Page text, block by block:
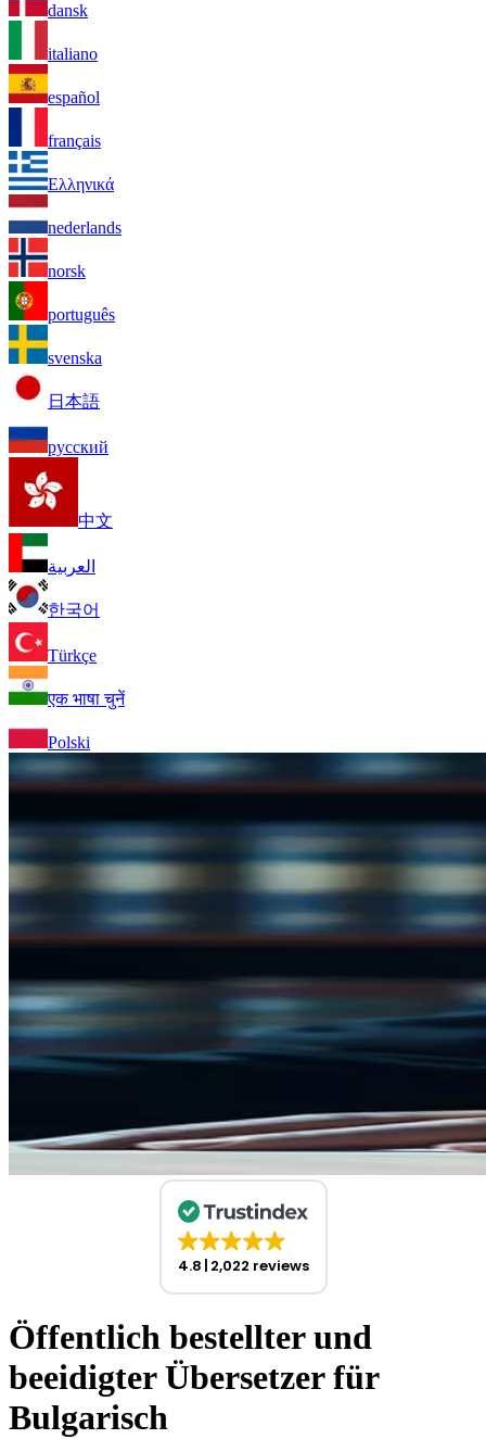
dansk
italiano
español
français
Ελληνικά
nederlands
norsk
português
svenska
日本語
русский
中文
العربية
한국어
Türkçe
एक भाषा चुनें
Polski
4.8 2,022 reviews
Öffentlich bestellter und
beeidigter Übersetzer für
Bulgarisch